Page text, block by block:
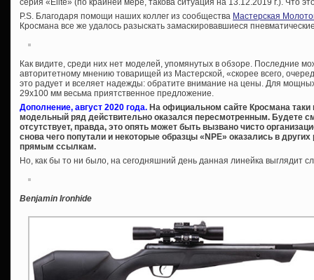
P.S. Благодаря помощи наших коллег из сообщества Мастерская
Кросмана все же удалось разыскать замаскировавшиеся
Как видите, среди них нет моделей, упомянутых в обзоре. Последние
авторитетному мнению товарищей из Мастерской, «скорее всего,
это радует и вселяет надежды: обратите внимание на цены. Для
29х100 мм весьма приятственное предложение.
Дополнение, август 2020 года. На официальном сайте Кросмана
модельный ряд действительно оказался пересмотренным. Будете
отсутствует, правда, это опять может быть вызвано чисто
снова чего попутали и некоторые образцы «NPE» оказались в
прямым ссылкам.
Но, как бы то ни было, на сегодняшний день данная линейка выглядит
Benjamin Ironhide